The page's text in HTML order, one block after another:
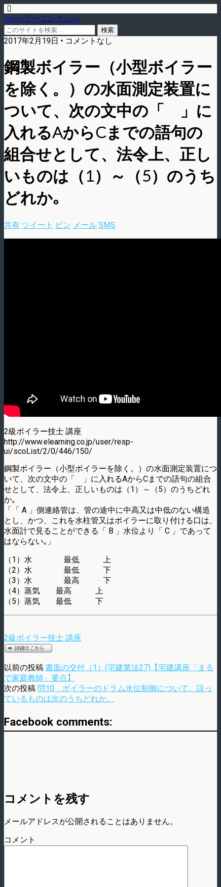
blog.eラーニング.co.jp
2017年2月19日 • コメントなし
鋼製ボイラー（小型ボイラー
を除く。）の水面測定装置に
ついて、次の文中の「 」に
入れるAからCまでの語句の
組合せとして、法令上、正し
いものは（1）～（5）のうち
どれか｡
共有 ツイート ピン メール SMS
2級ボイラー技士 講座
http://www.elearning.co.jp/user/resp-
ui/scoList/2/0/446/150/
鋼製ボイラー（小型ボイラーを除く。）の水面測定装置につ
いて、次の文中の「 」に入れるAからCまでの語句の組合
せとして、法令上、正しいものは（1）～（5）のうちどれ
か｡
「「 A 」側連絡管は、管の途中に中高又は中低のない構造
とし、かつ、これを水柱管又はボイラーに取り付ける口は、
水面計で見ることができる「 B 」水位より「 C 」であって
はならない｡」
（1）水 最低 上
（2）水 最低 下
（3）水 最高 下
（4）蒸気 最高 上
（5）蒸気 最低 下
2級ボイラー技士 講座
以前の投稿 書面の交付（1）(宅建業法27)【宅建講座「まる
で家庭教師」要点】
次の投稿 問10 ボイラーのドラム水位制御について、誤っ
ているものは次のうちどれか。
Facebook comments:
コメントを残す
メールアドレスが公開されることはありません。
コメント